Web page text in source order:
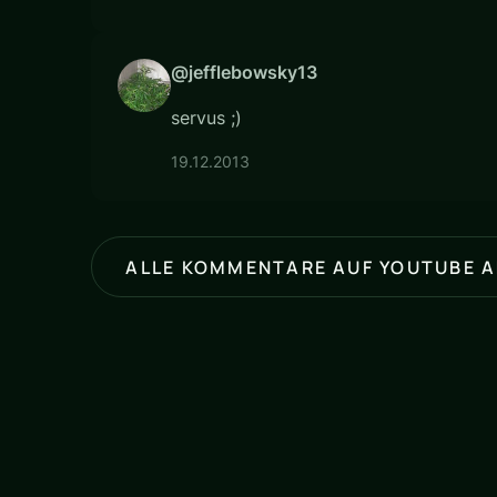
@jefflebowsky13
servus ;)
19.12.2013
ALLE KOMMENTARE AUF YOUTUBE